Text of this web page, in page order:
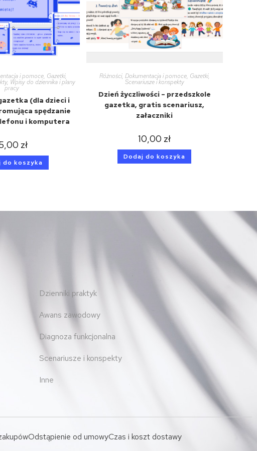
i pomoce, Gazetki,
, Wpisy do dziennika i plany
pracy
(dla dzieci i
spędzanie
i komputera
zł
do koszyka
Różności, Dokumentacja i pomoce, Gazetki,
Scenariusze i konspekty
Dzień życzliwości – przedszkole
gazetka, gratis scenariusz,
załaczniki
10,00 zł
Dodaj do koszyka
Dzienniki praktyk
Awans zawodowy
Diagnoza funkcjonalna
Scenariusze i konspekty
Inne
Odstąpienie od umowyCzas i koszt dostawy